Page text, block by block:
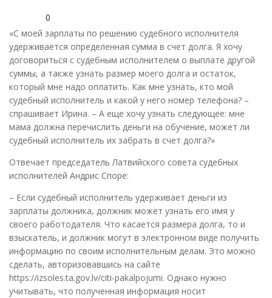
0
«С моей зарплаты по решению судебного исполнителя
удерживается определенная сумма в счет долга. Я хочу
договориться с судебным исполнителем о выплате другой
суммы, а также узнать размер моего долга и остаток,
который мне надо оплатить. Как мне узнать, кто мой
судебный исполнитель и какой у него номер телефона? –
спрашивает Ирина. – А еще хочу узнать следующее: мне
мама должна перечислить деньги на обучение, может ли
судебный исполнитель их забрать в счет долга?»
Отвечает председатель Латвийского совета судебных
исполнителей Андрис Споре:
– Если судебный исполнитель удерживает деньги из
зарплаты должника, должник может узнать его имя у
своего работодателя. Что касается размера долга, то и
взыскатель, и должник могут в электронном виде получить
информацию по своим исполнительным делам. Это можно
сделать, авторизовавшись на сайте
https://izsoles.ta.gov.lv/citi-pakalpojumi. Однако нужно
учитывать, что полученная информация носит